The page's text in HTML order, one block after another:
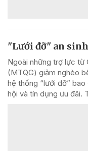
"Lưới đỡ" an
Ngoài những trợ lực từ
(MTQG) giảm nghèo
hệ thống “lưới đỡ”
hội và tín dụng ưu đãi.